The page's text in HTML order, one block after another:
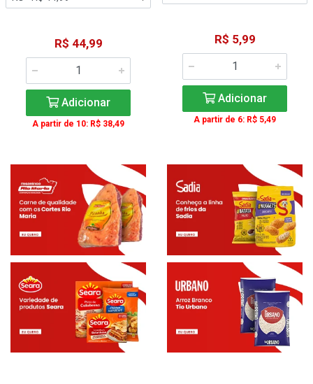
R$ 44,99
Adicionar
A partir de 10: R$ 38,49
R$ 5,99
Adicionar
A partir de 6: R$ 5,49